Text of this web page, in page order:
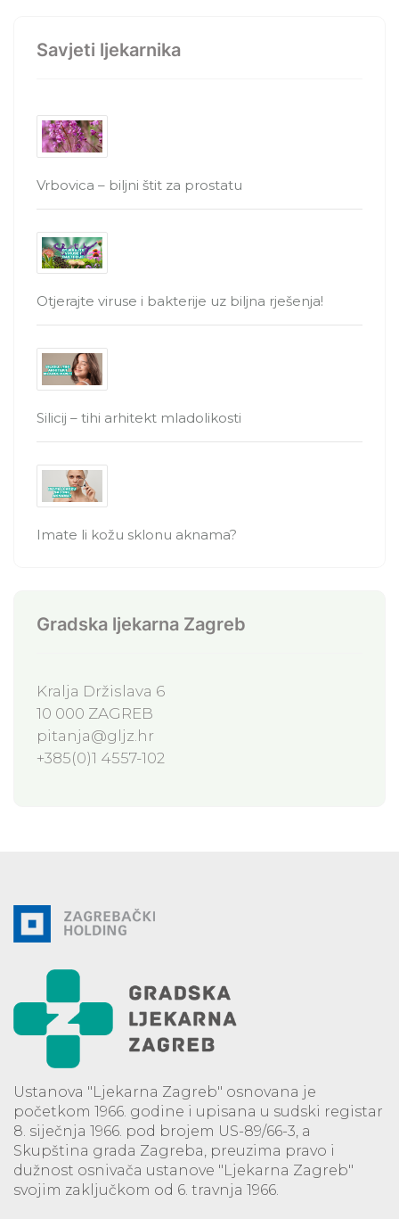
Savjeti ljekarnika
Vrbovica – biljni štit za prostatu
Otjerajte viruse i bakterije uz biljna rješenja!
Silicij – tihi arhitekt mladolikosti
Imate li kožu sklonu aknama?
Gradska ljekarna Zagreb
Kralja Držislava 6
10 000 ZAGREB
pitanja@gljz.hr
+385(0)1 4557-102
Ustanova "Ljekarna Zagreb" osnovana je
početkom 1966. godine i upisana u sudski registar
8. siječnja 1966. pod brojem US-89/66-3, a
Skupština grada Zagreba, preuzima pravo i
dužnost osnivača ustanove "Ljekarna Zagreb"
svojim zaključkom od 6. travnja 1966.